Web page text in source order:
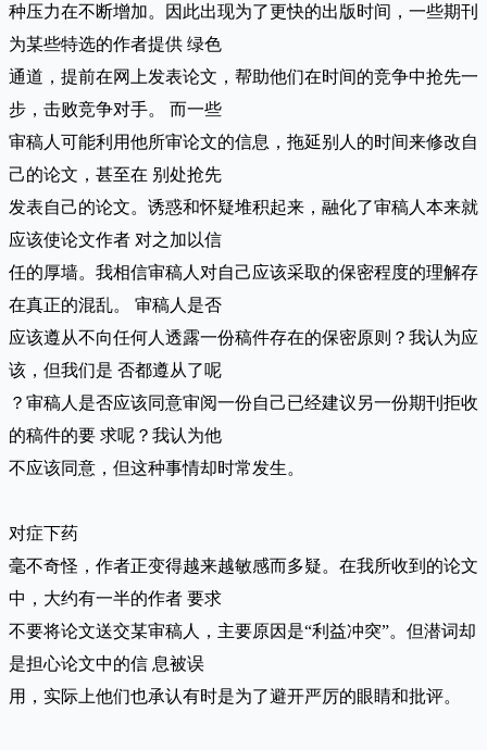
种压力在不断增加。因此出现为了更快的出版时间，一些期刊
为某些特选的作者提供 绿色
通道，提前在网上发表论文，帮助他们在时间的竞争中抢先一
步，击败竞争对手。 而一些
审稿人可能利用他所审论文的信息，拖延别人的时间来修改自
己的论文，甚至在 别处抢先
发表自己的论文。诱惑和怀疑堆积起来，融化了审稿人本来就
应该使论文作者 对之加以信
任的厚墙。我相信审稿人对自己应该采取的保密程度的理解存
在真正的混乱。 审稿人是否
应该遵从不向任何人透露一份稿件存在的保密原则？我认为应
该，但我们是 否都遵从了呢
？审稿人是否应该同意审阅一份自己已经建议另一份期刊拒收
的稿件的要 求呢？我认为他
不应该同意，但这种事情却时常发生。
对症下药
毫不奇怪，作者正变得越来越敏感而多疑。在我所收到的论文
中，大约有一半的作者 要求
不要将论文送交某审稿人，主要原因是“利益冲突”。但潜词却
是担心论文中的信 息被误
用，实际上他们也承认有时是为了避开严厉的眼睛和批评。